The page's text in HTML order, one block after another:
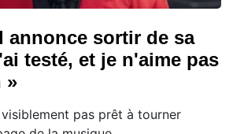
annonce sortir de sa
testé, et je n'aime pas
»
pas prêt à tourner